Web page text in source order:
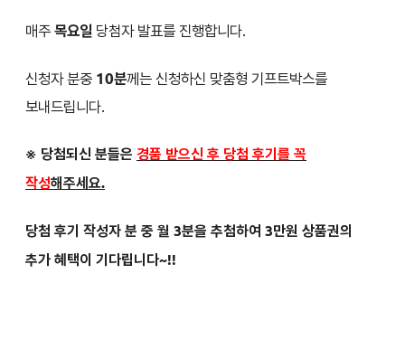
매주 목요일 당첨자 발표를 진행합니다.
신청자 분중 10분께는 신청하신 맞춤형 기프트박스를
보내드립니다.
※ 당첨되신 분들은 경품 받으신 후 당첨 후기를 꼭
작성해주세요.
당첨 후기 작성자 분 중 월 3분을 추첨하여 3만원 상품권의
추가 혜택이 기다립니다~!!